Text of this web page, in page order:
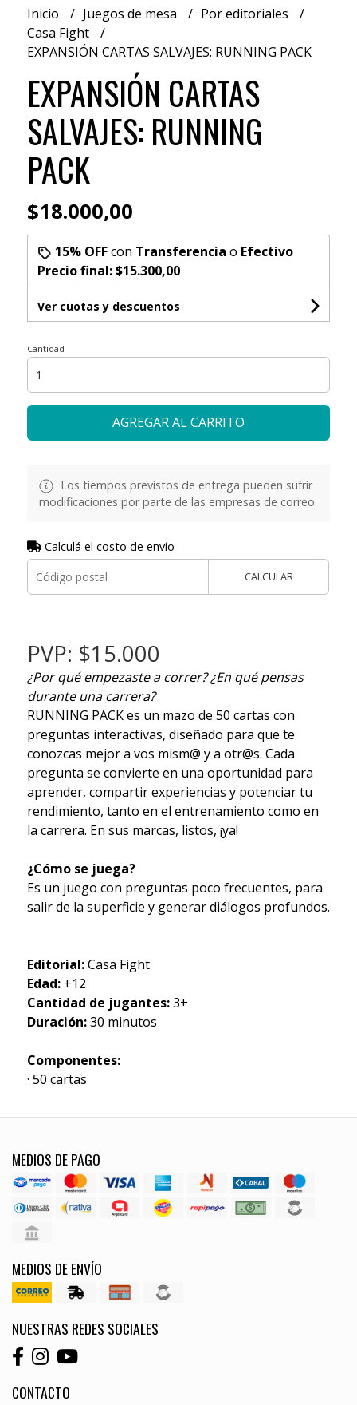
Inicio Juegos de mesa
Por editoriales
Casa Fight
EXPANSIÓN CARTAS SALVAJES: RUNNING PACK
EXPANSIÓN CARTAS
SALVAJES: RUNNING
PACK
$18.000,00
15% OFFcon Transferencia o Efectivo
Precio final:$15.300,00
Ver cuotas y descuentos
Cantidad
AGREGAR AL CARRITO
Los tiempos previstos de entrega pueden sufrir
modificaciones por parte de las empresas de correo.
Calculá el costo de envío
CALCULAR
PVP: $15.000
¿Por qué empezaste a correr? ¿En qué pensas
durante una carrera?
RUNNING PACK es un mazo de 50 cartas con
preguntas interactivas, diseñado para que te
conozcas mejor a vos mism@ y a otr@s. Cada
pregunta se convierte en una oportunidad para
aprender, compartir experiencias y potenciar tu
rendimiento, tanto en el entrenamiento como en
la carrera. En sus marcas, listos, ¡ya!
¿Cómo se juega?
Es un juego con preguntas poco frecuentes, para
salir de la superficie y generar diálogos profundos.
Editorial:Casa Fight
Edad: +12
Cantidad de jugantes:3+
Duración:30 minutos
Componentes:
· 50 cartas
MEDIOS DE PAGO
MEDIOS DE ENVÍO
NUESTRAS REDES SOCIALES
CONTACTO